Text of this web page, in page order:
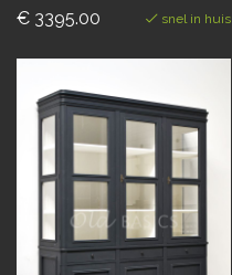
€ 3395.00 snel in huis